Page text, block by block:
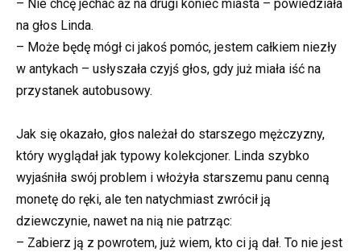
– Nie chcę jechać aż na drugi koniec miasta – powiedziała
na głos Linda.
– Może będę mógł ci jakoś pomóc, jestem całkiem niezły
w antykach – usłyszała czyjś głos, gdy już miała iść na
przystanek autobusowy.
Jak się okazało, głos należał do starszego mężczyzny,
który wyglądał jak typowy kolekcjoner. Linda szybko
wyjaśniła swój problem i włożyła starszemu panu cenną
monetę do ręki, ale ten natychmiast zwrócił ją
dziewczynie, nawet na nią nie patrząc:
– Zabierz ją z powrotem, już wiem, kto ci ją dał. To nie jest